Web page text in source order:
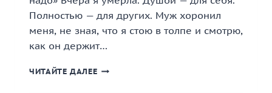
Полностью — для других. Муж хоронил
меня, не зная, что я стою в толпе и смотрю,
как он держит…
ЧИТАЙТЕ ДАЛЕЕ «РАЗВОД.